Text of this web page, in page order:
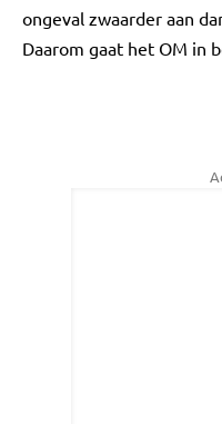
ongeval zwaarder aan
Daarom gaat het OM in